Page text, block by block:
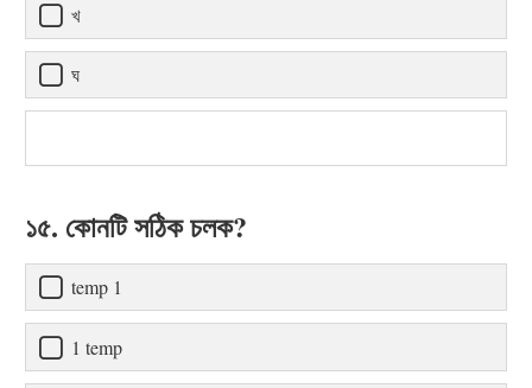
খ
ঘ
১৫. কোনটি সঠিক চলক?
temp 1
1 temp